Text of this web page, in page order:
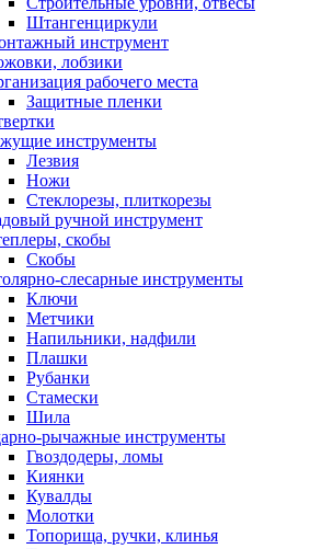
Штангенциркули
инструмент
лобзики
рабочего места
Защитные пленки
инструменты
Лезвия
Ножи
Стеклорезы, плиткорезы
ручной инструмент
скобы
Скобы
слесарные инструменты
Ключи
Метчики
Напильники, надфили
Плашки
Рубанки
Стамески
Шила
рычажные инструменты
Гвоздодеры, ломы
Киянки
Кувалды
Молотки
Топорища, ручки, клинья